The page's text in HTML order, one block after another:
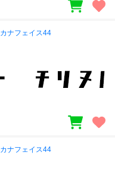
カナフェイス44
カナフェイス44